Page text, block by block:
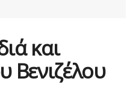
και
Βενιζέλου